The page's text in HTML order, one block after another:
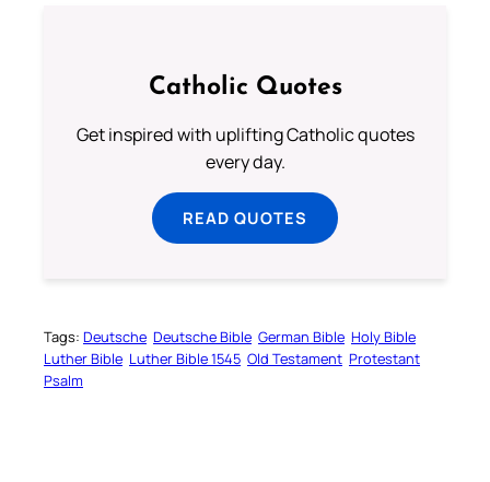
Catholic Quotes
Get inspired with uplifting Catholic quotes
every day.
READ QUOTES
Tags: Deutsche Deutsche Bible German Bible Holy Bible
Luther Bible Luther Bible 1545 Old Testament Protestant
Psalm